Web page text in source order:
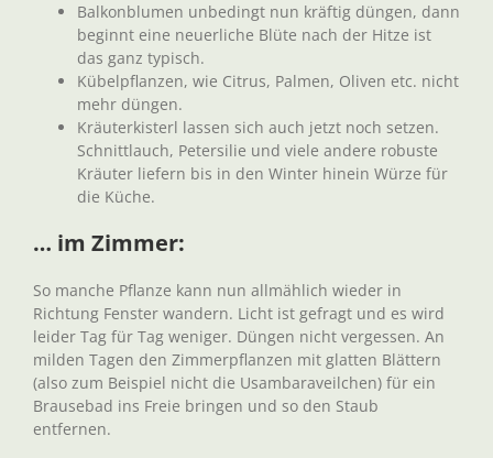
Balkonblumen unbedingt nun kräftig düngen, dann
beginnt eine neuerliche Blüte nach der Hitze ist
das ganz typisch.
Kübelpflanzen, wie Citrus, Palmen, Oliven etc. nicht
mehr düngen.
Kräuterkisterl lassen sich auch jetzt noch setzen.
Schnittlauch, Petersilie und viele andere robuste
Kräuter liefern bis in den Winter hinein Würze für
die Küche.
… im Zimmer:
So manche Pflanze kann nun allmählich wieder in
Richtung Fenster wandern. Licht ist gefragt und es wird
leider Tag für Tag weniger. Düngen nicht vergessen. An
milden Tagen den Zimmerpflanzen mit glatten Blättern
(also zum Beispiel nicht die Usambaraveilchen) für ein
Brausebad ins Freie bringen und so den Staub
entfernen.